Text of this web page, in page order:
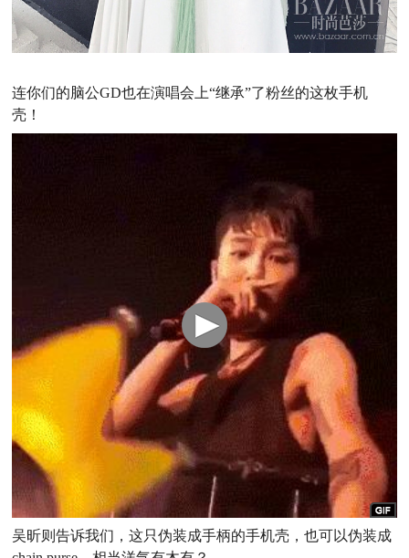
连你们的脑公GD也在演唱会上“继承”了粉丝的这枚手机
壳！
吴昕则告诉我们，这只伪装成手柄的手机壳，也可以伪装成